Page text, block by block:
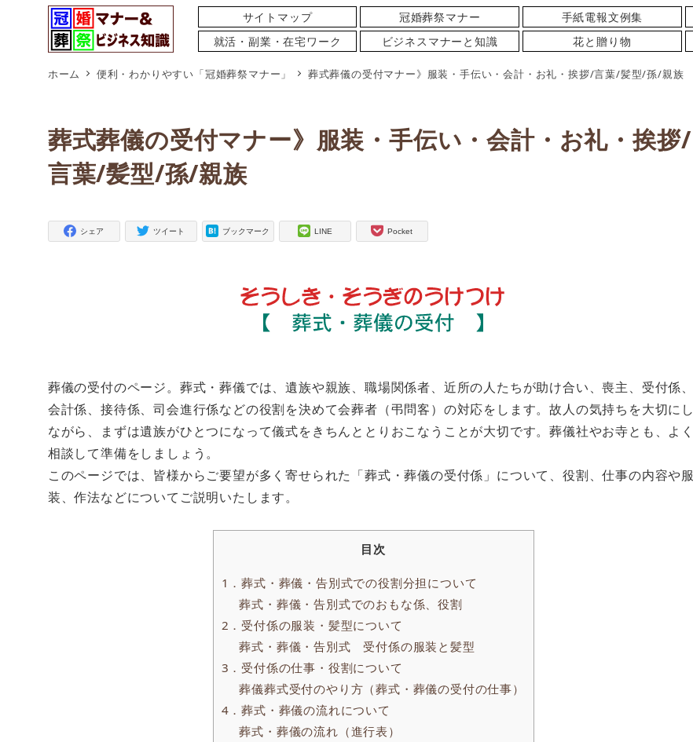
サイトマップ 冠婚葬祭マナー 手紙電報文例集
就活・副業・在宅ワーク
ビジネスマナーと知識 花と贈り物
ホーム 便利・わかりやすい「冠婚葬祭マナー」 葬式葬儀の受付マナー》服装・手伝い・会計・お礼・挨拶/言葉/髪型/孫/親族
葬式葬儀の受付マナー》服装・手伝い・会計・お礼・挨拶/
言葉/髪型/孫/親族
シェア ツイート ブックマーク LINE Pocket
葬儀の受付のページ。葬式・葬儀では、遺族や親族、職場関係者、近所の人たちが助け合い、喪主、受付係、
会計係、接待係、司会進行係などの役割を決めて会葬者（弔問客）の対応をします。故人の気持ちを大切にし
ながら、まずは遺族がひとつになって儀式をきちんととりおこなうことが大切です。葬儀社やお寺とも、よく
相談して準備をしましょう。
このページでは、皆様からご要望が多く寄せられた「葬式・葬儀の受付係」について、役割、仕事の内容や服
装、作法などについてご説明いたします。
目次
1．葬式・葬儀・告別式での役割分担について
葬式・葬儀・告別式でのおもな係、役割
2．受付係の服装・髪型について
葬式・葬儀・告別式 受付係の服装と髪型
3．受付係の仕事・役割について
葬儀葬式受付のやり方（葬式・葬儀の受付の仕事）
4．葬式・葬儀の流れについて
葬式・葬儀の流れ（進行表）